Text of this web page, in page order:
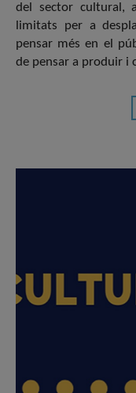
del sector cultural,
limitats per a
pensar més en el
de pensar a produir i